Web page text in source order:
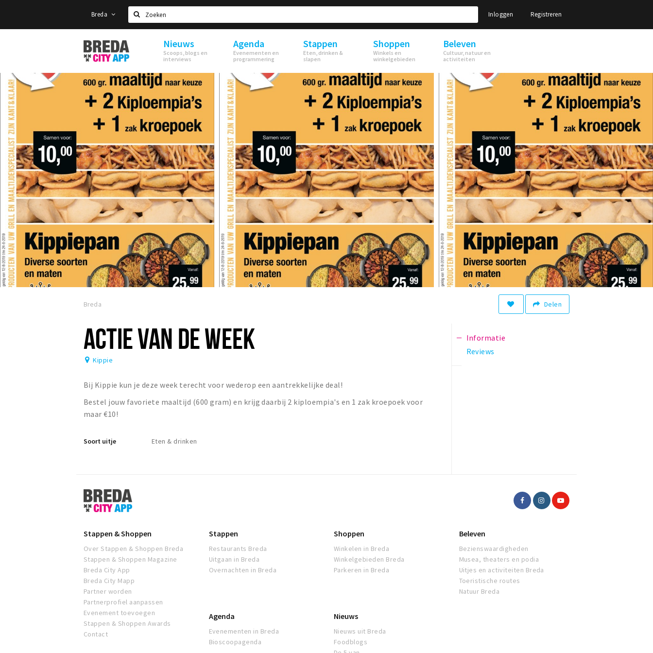
Breda
Zoeken
Inloggen Registreren
Stappen
&
Shoppen
Breda
Nieuws
Scoops, blogs en
interviews
Agenda
Evenementen en
programmering
Stappen
Eten, drinken &
slapen
Shoppen
Winkels en
winkelgebieden
Beleven
Cultuur, natuur en
activiteiten
Breda Delen
ACTIE VAN DE WEEK
Kippie
Bij Kippie kun je deze week terecht voor wederop een aantrekkelijke deal!
Bestel jouw favoriete maaltijd (600 gram) en krijg daarbij 2 kiploempia's en 1 zak kroepoek voor
maar €10!
Soort uitje Eten & drinken
Informatie
Reviews
Stappen
&
Shoppen
Stappen & Shoppen
Over Stappen & Shoppen Breda
Stappen & Shoppen Magazine
Breda City App
Breda City Mapp
Partner worden
Partnerprofiel aanpassen
Evenement toevoegen
Stappen & Shoppen Awards
Contact
Stappen
Restaurants Breda
Uitgaan in Breda
Overnachten in Breda
Shoppen
Winkelen in Breda
Winkelgebieden Breda
Parkeren in Breda
Beleven
Bezienswaardigheden
Musea, theaters en podia
Uitjes en activiteiten Breda
Toeristische routes
Natuur Breda
Agenda
Evenementen in Breda
Bioscoopagenda
Nieuws
Nieuws uit Breda
Foodblogs